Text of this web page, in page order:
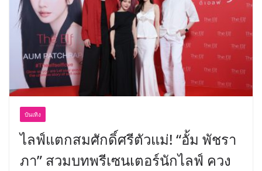
บันเทิง
ไลฟ์แตกสมศักดิ์ศรีตัวแม่! “อั้ม พัชรา
ภา” สวมบทพรีเซนเตอร์นักไลฟ์ ควง